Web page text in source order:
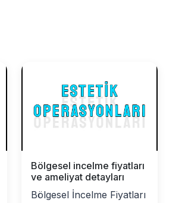
Bölgesel incelme fiyatları
ve ameliyat detayları
Bölgesel İncelme Fiyatları